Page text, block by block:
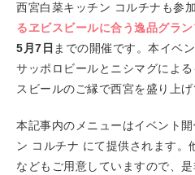
西宮白菜キッチン コルチナも参
るヱビスビールに合う逸品グラン
5月7日 までの開催です。本イベ
サッポロビールとニシマグによ
スビールのご縁で西宮を盛り上げ
本記事内のメニューはイベント
ン コルチナ にて提供されます。
などもご用意していますので、